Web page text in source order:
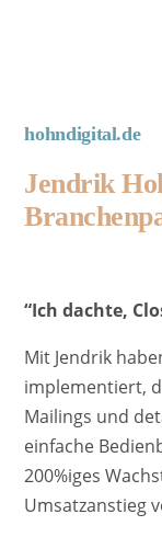
hohndigital.de
Jendrik
“Ich dachte,
Mit Jendrik
implementiert,
Mailings und
einfache
200%iges
Umsatzanstieg